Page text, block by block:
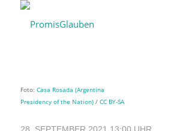
Foto: Casa Rosada (Argentina
Presidency of the Nation)/ CC BY-SA